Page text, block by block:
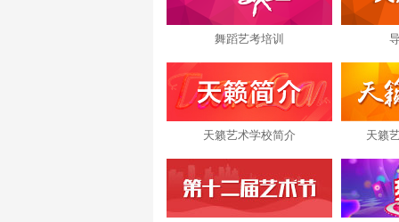
舞蹈艺考培训
天籁艺术学校简介 天籁